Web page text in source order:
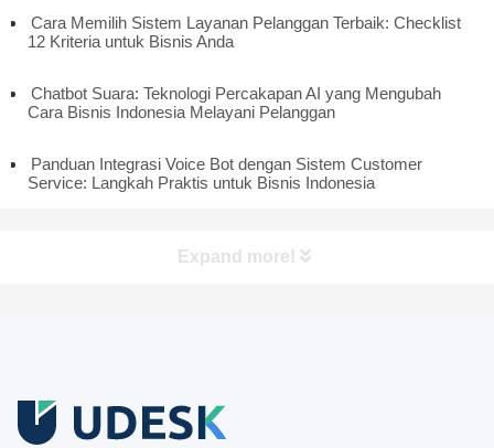
Cara Memilih Sistem Layanan Pelanggan Terbaik: Checklist
12 Kriteria untuk Bisnis Anda
Chatbot Suara: Teknologi Percakapan AI yang Mengubah
Cara Bisnis Indonesia Melayani Pelanggan
Panduan Integrasi Voice Bot dengan Sistem Customer
Service: Langkah Praktis untuk Bisnis Indonesia
Expand more!